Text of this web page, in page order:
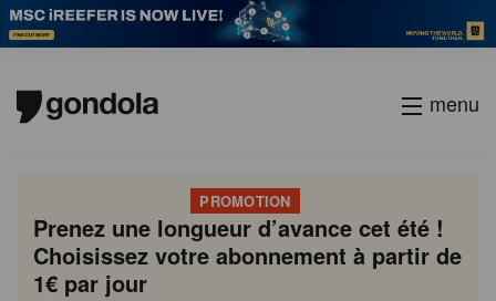
menu
PROMOTION
Prenez une longueur d’avance cet été !
Choisissez votre abonnement à partir de
1€ par jour